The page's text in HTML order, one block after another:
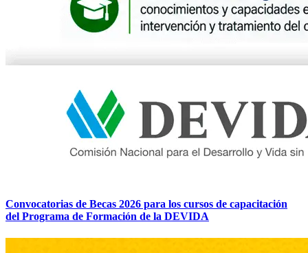
Convocatorias de Becas 2026 para los cursos de capacitación
del Programa de Formación de la DEVIDA